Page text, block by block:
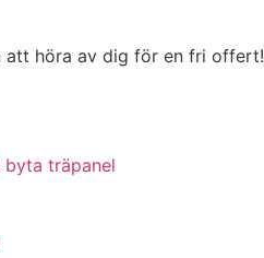
att höra av dig för en fri offert!
byta träpanel